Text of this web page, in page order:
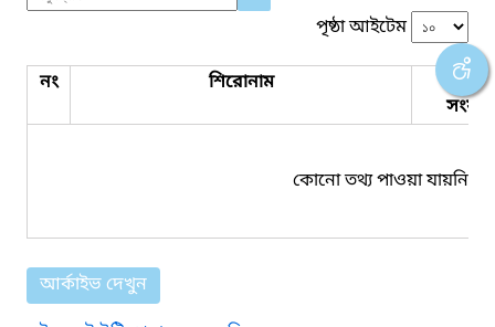
পৃষ্ঠা আইটেম
নং শিরোনাম
কোনো তথ্য পাওয়া যায়নি।
আর্কাইভ দেখুন